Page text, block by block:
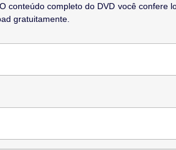
O conteúdo completo do DVD você confere
gratuitamente.